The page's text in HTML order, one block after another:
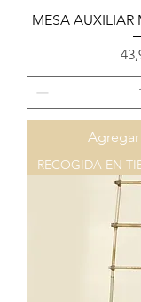
MESA AUXILIAR